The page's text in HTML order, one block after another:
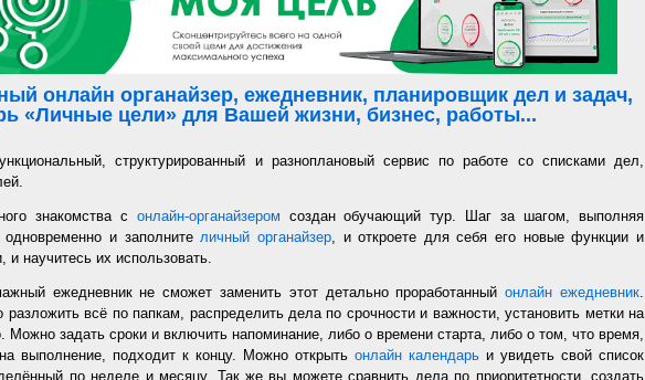
онлайн органайзер, ежедневник, планировщик дел и задач,
«Личные цели» для Вашей жизни, бизнес, работы...
структурированный и разноплановый сервис по работе со списками дел,
знакомства с онлайн-органайзером создан обучающий тур. Шаг за шагом, выполняя
и заполнителичный органайзер, и откроете для себя его новые функции и
и научитесь их использовать.
ежедневник не сможет заменить этот детально проработанныйонлайн ежедневник.
всё по папкам, распределить дела по срочности и важности, установить метки на
Можно задать сроки и включить напоминание, либо о времени старта, либо о том, что время,
выполнение, подходит к концу. Можно открыть онлайн календарь и увидеть свой список
по неделе и месяцу. Так же вы можете сравнить дела по приоритетности, создать